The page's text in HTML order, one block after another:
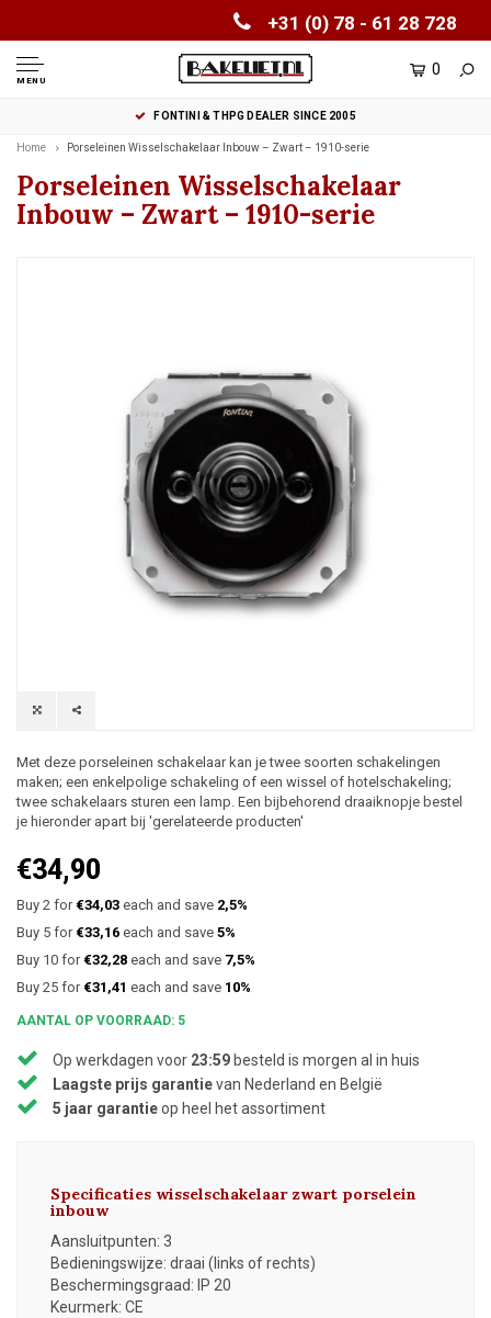
+31 (0) 78 - 61 28 728
MENU
0
FONTINI & THPG DEALER SINCE 2005
Home Porseleinen Wisselschakelaar Inbouw – Zwart – 1910-serie
Porseleinen Wisselschakelaar
Inbouw – Zwart – 1910-serie
Met deze porseleinen schakelaar kan je twee soorten schakelingen
maken; een enkelpolige schakeling of een wissel of hotelschakeling;
twee schakelaars sturen een lamp. Een bijbehorend draaiknopje bestel
je hieronder apart bij 'gerelateerde producten'
€34,90
Buy 2 for €34,03 each and save 2,5%
Buy 5 for €33,16 each and save 5%
Buy 10 for €32,28 each and save 7,5%
Buy 25 for €31,41 each and save 10%
AANTAL OP VOORRAAD: 5
Op werkdagen voor 23:59 besteld is morgen al in huis
Laagste prijs garantievan Nederland en België
5 jaar garantieop heel het assortiment
Specificaties wisselschakelaar zwart porselein
inbouw
Aansluitpunten: 3
Bedieningswijze: draai (links of rechts)
Beschermingsgraad: IP 20
Keurmerk: CE